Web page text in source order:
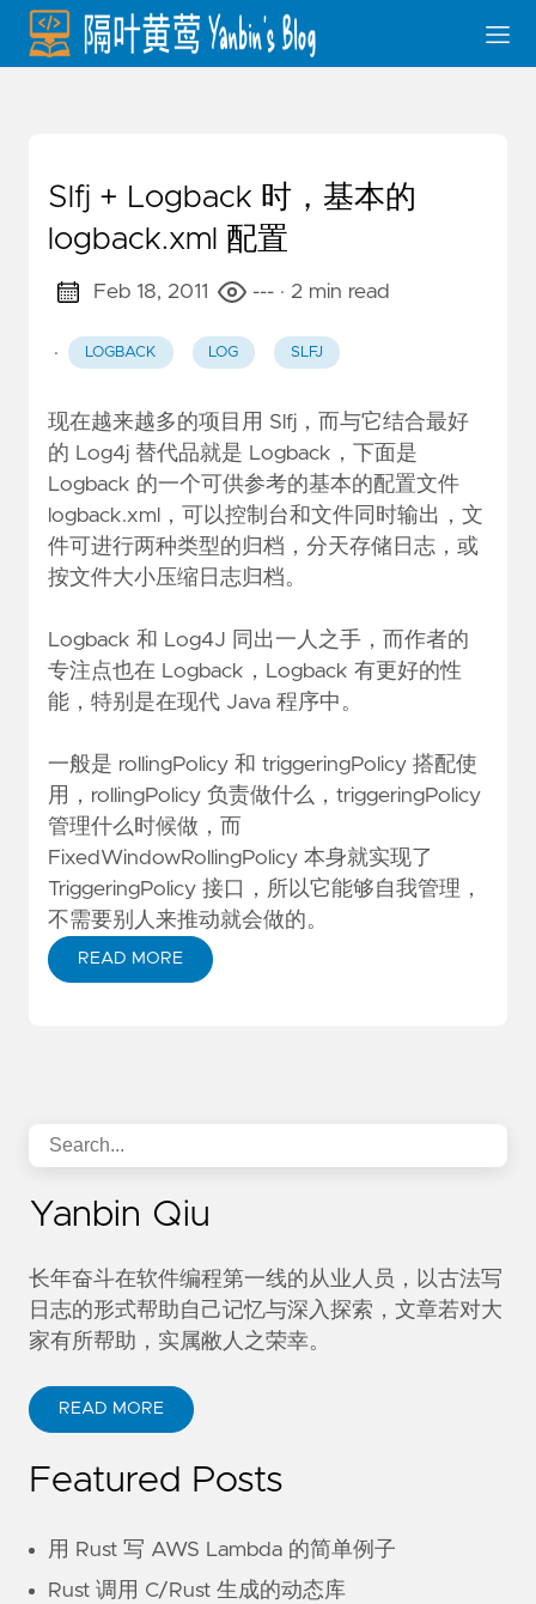
Slfj + Logback 时，基本的
logback.xml 配置
Feb 18, 2011 --- · 2 min read
· LOGBACK LOG SLFJ
现在越来越多的项目用 Slfj，而与它结合最好
的 Log4j 替代品就是 Logback，下面是
Logback 的一个可供参考的基本的配置文件
logback.xml，可以控制台和文件同时输出，文
件可进行两种类型的归档，分天存储日志，或
按文件大小压缩日志归档。
Logback 和 Log4J 同出一人之手，而作者的
专注点也在 Logback，Logback 有更好的性
能，特别是在现代 Java 程序中。
一般是 rollingPolicy 和 triggeringPolicy 搭配使
用，rollingPolicy 负责做什么，triggeringPolicy
管理什么时候做，而
FixedWindowRollingPolicy 本身就实现了
TriggeringPolicy 接口，所以它能够自我管理，
不需要别人来推动就会做的。
READ MORE
Yanbin Qiu
长年奋斗在软件编程第一线的从业人员，以古法写
日志的形式帮助自己记忆与深入探索，文章若对大
家有所帮助，实属敝人之荣幸。
READ MORE
Featured Posts
用 Rust 写 AWS Lambda 的简单例子
Rust 调用 C/Rust 生成的动态库